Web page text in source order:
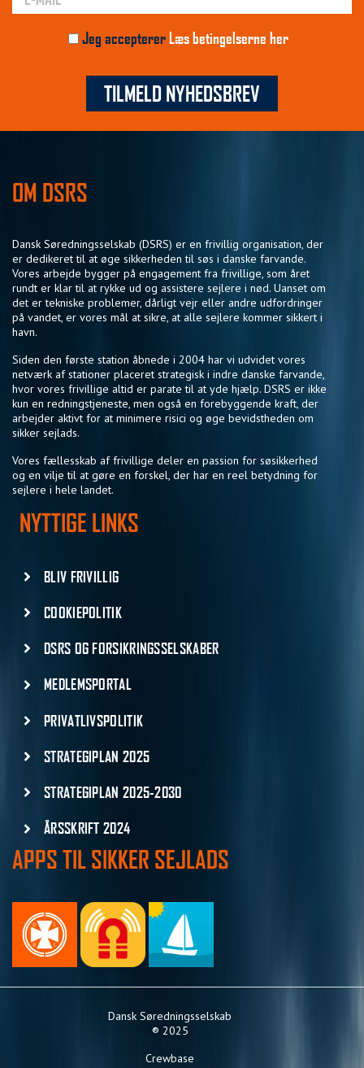
Jeg acceptererLæs betingelserne her
TILMELD NYHEDSBREV
OM DSRS
Dansk Søredningsselskab (DSRS) er en frivillig organisation, der
er dedikeret til at øge sikkerheden til søs i danske farvande.
Vores arbejde bygger på engagement fra frivillige, som året
rundt er klar til at rykke ud og assistere sejlere i nød. Uanset om
det er tekniske problemer, dårligt vejr eller andre udfordringer
på vandet, er vores mål at sikre, at alle sejlere kommer sikkert i
havn.
Siden den første station åbnede i 2004 har vi udvidet vores
netværk af stationer placeret strategisk i indre danske farvande,
hvor vores frivillige altid er parate til at yde hjælp. DSRS er ikke
kun en redningstjeneste, men også en forebyggende kraft, der
arbejder aktivt for at minimere risici og øge bevidstheden om
sikker sejlads.
Vores fællesskab af frivillige deler en passion for søsikkerhed
og en vilje til at gøre en forskel, der har en reel betydning for
sejlere i hele landet.
NYTTIGE LINKS
BLIV FRIVILLIG
COOKIEPOLITIK
DSRS OG FORSIKRINGSSELSKABER
MEDLEMSPORTAL
PRIVATLIVSPOLITIK
STRATEGIPLAN 2025
STRATEGIPLAN 2025-2030
ÅRSSKRIFT 2024
APPS TIL SIKKER SEJLADS
Dansk Søredningsselskab
® 2025
Crewbase